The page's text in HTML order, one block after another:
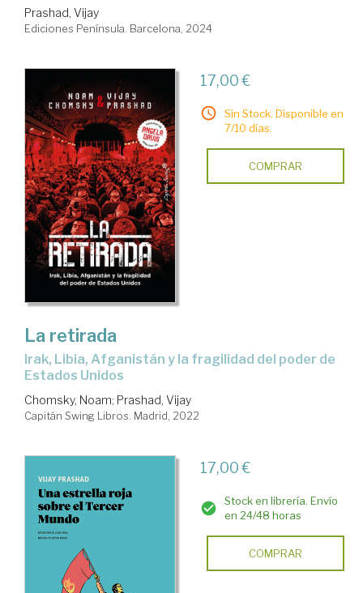
Prashad, Vijay
Ediciones Península. Barcelona, 2024
17,00 €
Sin Stock. Disponible en
7/10 días.
COMPRAR
La retirada
Irak, Libia, Afganistán y la fragilidad del poder de
Estados Unidos
Chomsky, Noam; Prashad, Vijay
Capitán Swing Libros. Madrid, 2022
17,00 €
Stock en librería. Envío
en 24/48 horas
COMPRAR